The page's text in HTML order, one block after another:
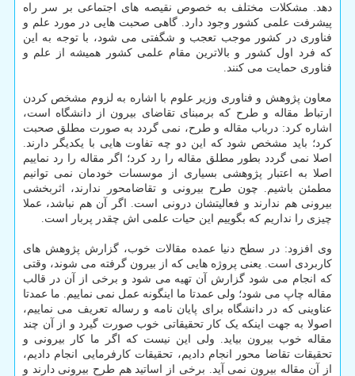
دهد. مشکلات مختلف به خصوص نقیصه های اجتماعی بر سر راه
پیشرفت علمی کشور وجود دارد. گاهی صحبت هایی در مورد علم و
فناوری در کشور موجب تعجب و شگفتی می شود، با توجه به این
که فرد اول کشور و بالاترین مقام علمی کشور همیشه از علم و
فناوری حمایت می کنند.
معاون پژوهش و فناوری وزیر علوم با اشاره به لزوم مشخص کردن
ارتباط مقاله و طرح که برمبنای تقاضای بیرون از دانشگاه است،
اشاره کرد: درباب مقاله و طرح، نمی گردد به صورت مطلق صحبت
کرد؛ باید مشخص شود که این دو چه تفاوت هایی با یکدیگر دارند.
اصلا نمی گردد بطور مطلق مقاله را رد کرد؛ اگر مقاله را رد نماییم
اصلا به اعتبار پژوهشی بسیاری از موسسات خودمان نمی توانیم
مطمئن باشیم. چون طرح بیرونی و تقاضامحور ندارند، اثربخشی
بیرونی هم ندارند و فعالیتشان درونی است. اگر آن هم نباشد، عملا
چیزی را نداریم که بگوییم این حیات علمی اش چقدر پربار است.
وی افزود: در سطح دنیا عمده مقالات خوب، گزارش پژوهش های
کاربردی است. یعنی پروژه هایی که از بیرون گرفته می شوند، وقتی
که انجام می شود گزارش آن تهیه می شود و برخی از آن در قالب
مقاله چاپ می شود؛ ولی عمدتا ما اینگونه عمل نمی نماییم. ما عمدتا
عناوینی که در دانشگاه برای پایان نامه و رساله تعریف می نماییم،
اصولا به جهت اینکه یک کار تحقیقاتی خوب صورت گیرد و از آن چند
مقاله خوب بیرون بیاید. ولی این نیست که اگر ما کار بیرونی و
تحقیقات تقاضا محور انجام دادیم، تحقیقات کارفرمایی انجام دادیم،
از آن مقاله بیرون نمی آید. برخی از اساتید هم طرح بیرونی دارند و